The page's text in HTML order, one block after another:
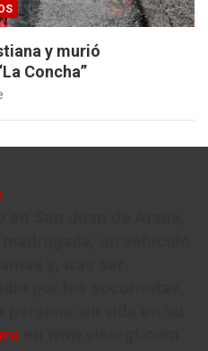
y murió
Concha”